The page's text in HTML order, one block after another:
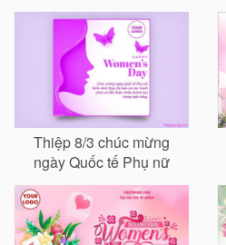
Thiệp 8/3 chúc mừng
ngày Quốc tế Phụ nữ
cho công ty